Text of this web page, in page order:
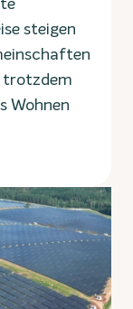
steigen
trotzdem
Wohnen